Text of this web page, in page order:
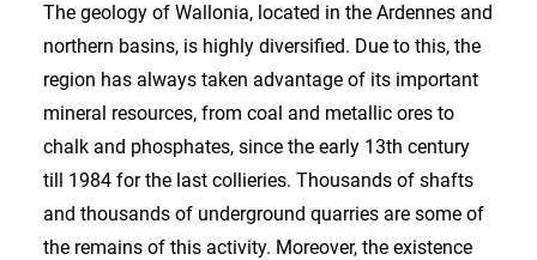
The geology of Wallonia, located in the Ardennes and
northern basins, is highly diversified. Due to this, the
region has always taken advantage of its important
mineral resources, from coal and metallic ores to
chalk and phosphates, since the early 13th century
till 1984 for the last collieries. Thousands of shafts
and thousands of underground quarries are some of
the remains of this activity. Moreover, the existence